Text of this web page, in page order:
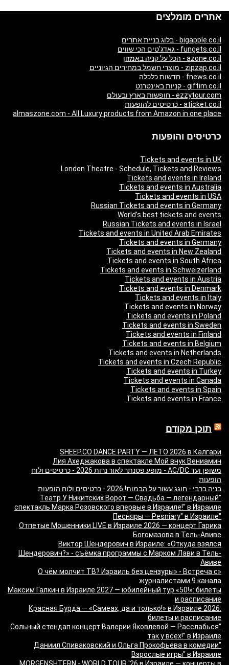
אתרים מומלצים
bigapple.co.il - בלוג בניית אתרים
fungets.co.il - גאדג'טים הכי שווים
azone.co.il - הכל על קניה באמזון
zipzap.co.il - מוצרי חשמל במחירים הגיוניים
fnews.co.il - חדשות כלכלה
giftim.co.il - קניות באינטרנט
ezzytour.com - חופשות בארץ ובעולם
aticket.co.il - כרטיסים להופעות
almaszone.com - All Luxury products from Amazon in one place
כרטיסים והופעות
Tickets and events in UK
London Theatre - Schedule, Tickets and Reviews
Tickets and events in Ireland
Tickets and events in Australia
Tickets and events in USA
Russian Tickets and events in Germany
World’s best tickets and events
Russian Tickets and events in Israel
Tickets and events in United Arab Emirates
Tickets and events in Germany
Tickets and events in New Zealand
Tickets and events in South Africa
Tickets and events in Schweizerland
Tickets and events in Austria
Tickets and events in Denmark
Tickets and events in Italy
Tickets and events in Norway
Tickets and events in Poland
Tickets and events in Sweden
Tickets and events in Finland
Tickets and events in Belgium
Tickets and events in Netherlands
Tickets and events in Czech Republic
Tickets and events in Turkey
Tickets and events in Canada
Tickets and events in Spain
Tickets and events in France
תוכן מקודם
SHEEP.CO DANCE PARTY — ЛЕТО 2026 в Калгари
Лия Ахеджакова в спектакле Мой внук Вениамин
משופן ועד AC/DC - מופע פסנתר לאור נרות 2026 - כרטיסים ולוח
הופעות
בניה ברבי - חוגג עשור על הבמות! 2026 - כרטיסים ולוח הופעות
"Театр У Никитских Ворот — Свадьба — легендарный
спектакль Марка Розовского впервые в Израиле!" в Израиле
"Песняры — Pesniary" в Израиле
Отпетые Мошенники LIVE в Израиле 2026 — концерт Гарика
Богомазова в Тель-Авиве
Виктор Шендерович в Израиле: «Откуда взялся
Шендерович?» - съёмка программы с Марком Лави в Тель-
Авиве
«О чём молчит ТВ? Израиль без цензуры» - Встреча с
журналистами 9 канала
Максим Галкин в Израиле 2027 — юбилейный тур «50!»: билеты
и расписание
Красная Бурда — «Самеах, да и только!» в Израиле 2026:
билеты и расписание
"Сольный стендап концерт Валерии Яковлевой — Расслабься
так у всех!" в Израиле
"Даниил Спиваковский и Ольга Прокофьева в комедии
Взрослые игры" в Израиле